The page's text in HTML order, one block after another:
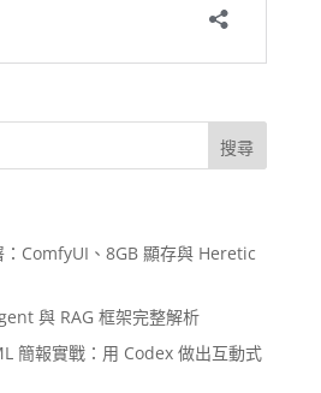
ComfyUI、8GB 顯存與 Heretic
與 RAG 框架完整解析
簡報實戰：用 Codex 做出互動式